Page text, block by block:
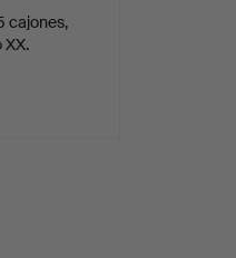
cajones,
XX.